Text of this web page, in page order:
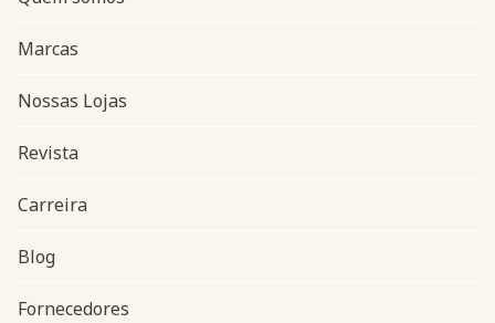
Navegação do rodapé
Marcas
Nossas Lojas
Revista
Carreira
Blog
Fornecedores